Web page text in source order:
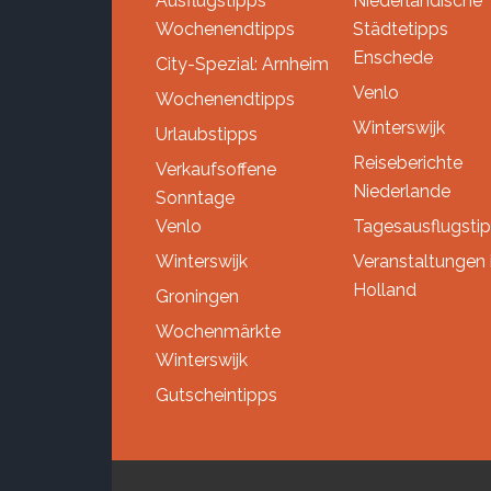
Wochenendtipps
City-Spezial: Arnheim
Wochenendtipps
Urlaubstipps
Verkaufsoffene
Sonntage
Venlo
Winterswijk
Groningen
Wochenmärkte
Winterswijk
Gutscheintipps
Städtetipps
Enschede
Venlo
Winterswijk
Reiseberichte
Niederlande
Veranstaltungen
Holland